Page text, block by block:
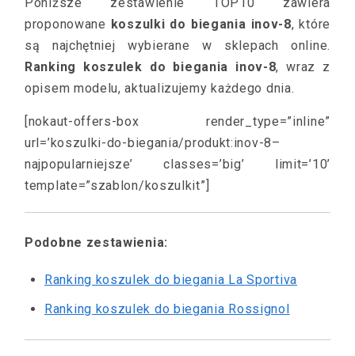
proponowane koszulki do biegania inov-8, które
są najchętniej wybierane w sklepach online.
Ranking koszulek do biegania inov-8, wraz z
opisem modelu, aktualizujemy każdego dnia.
[nokaut-offers-box render_type=”inline”
url=’koszulki-do-biegania/produkt:inov-8–
najpopularniejsze’ classes=’big’ limit=’10’
template=”szablon/koszulkit”]
Podobne zestawienia:
Ranking koszulek do biegania La Sportiva
Ranking koszulek do biegania Rossignol